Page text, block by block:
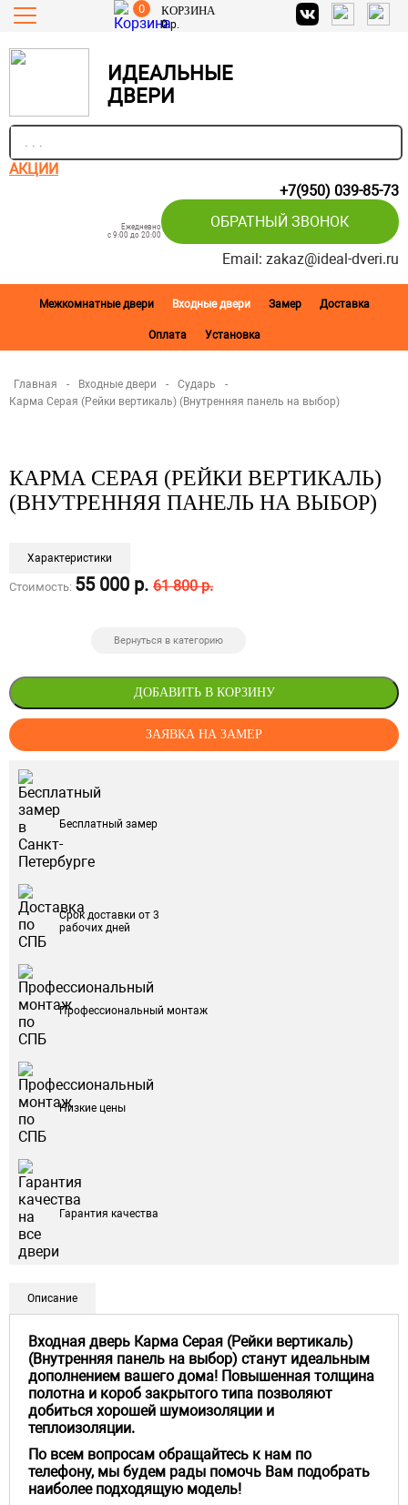
0 КОРЗИНА
0р.
ИДЕАЛЬНЫЕ
ДВЕРИ
АКЦИИ
+7(950) 039-85-73
Ежедневно
c 9:00 до 20:00
ОБРАТНЫЙ ЗВОНОК
Email: zakaz@ideal-dveri.ru
Межкомнатные двери Входные двери Замер Доставка
Оплата Установка
Главная - Входные двери - Сударь
-
Карма Серая (Рейки вертикаль) (Внутренняя панель на выбор)
КАРМА СЕРАЯ (РЕЙКИ ВЕРТИКАЛЬ)
(ВНУТРЕННЯЯ ПАНЕЛЬ НА ВЫБОР)
Характеристики
Стоимость: 55 000 р. 61 800 р.
Вернуться в категорию
ДОБАВИТЬ В КОРЗИНУ
ЗАЯВКА НА ЗАМЕР
Бесплатный замер
Срок доставки от 3
рабочих дней
Профессиональный монтаж
Низкие цены
Гарантия качества
Описание
Входная дверь Карма Серая (Рейки вертикаль)
(Внутренняя панель на выбор) станут идеальным
дополнением вашего дома! Повышенная толщина
полотна и короб закрытого типа позволяют
добиться хорошей шумоизоляции и
теплоизоляции.
По всем вопросам обращайтесь к нам по
телефону, мы будем рады помочь Вам подобрать
наиболее подходящую модель!